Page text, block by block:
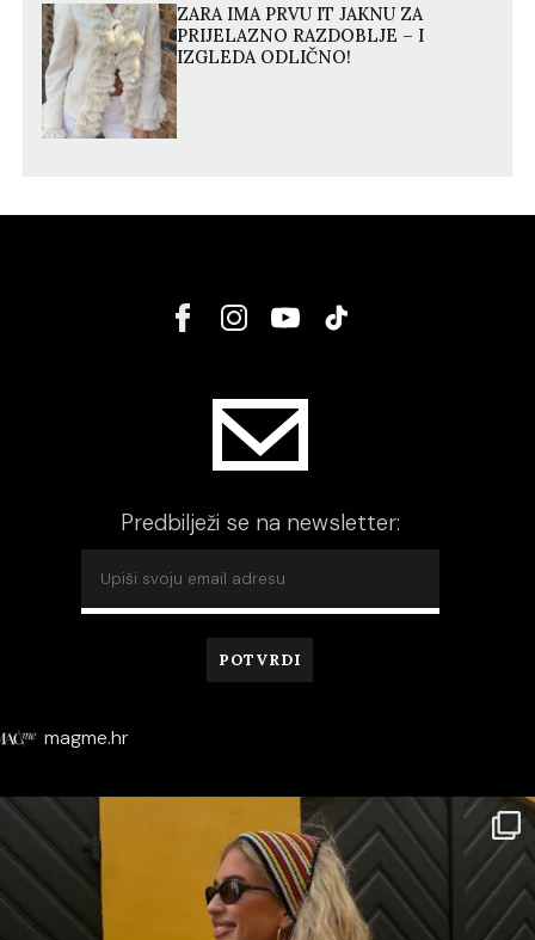
ZARA IMA PRVU IT JAKNU ZA
PRIJELAZNO RAZDOBLJE – I
IZGLEDA ODLIČNO!
Predbilježi se na newsletter:
magme.hr